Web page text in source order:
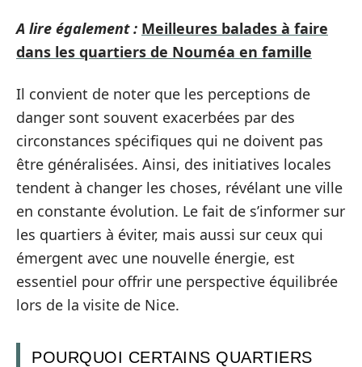
A lire également : Meilleures balades à faire
dans les quartiers de Nouméa en famille
Il convient de noter que les perceptions de
danger sont souvent exacerbées par des
circonstances spécifiques qui ne doivent pas
être généralisées. Ainsi, des initiatives locales
tendent à changer les choses, révélant une ville
en constante évolution. Le fait de s’informer sur
les quartiers à éviter, mais aussi sur ceux qui
émergent avec une nouvelle énergie, est
essentiel pour offrir une perspective équilibrée
lors de la visite de Nice.
POURQUOI CERTAINS QUARTIERS